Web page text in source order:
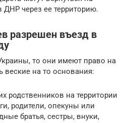
ДНР через ее территорию.
разрешен въезд в
то они имеют право на
веские на то основания:
родственников на территории
родители, опекуны или
братья, сестры, внуки,